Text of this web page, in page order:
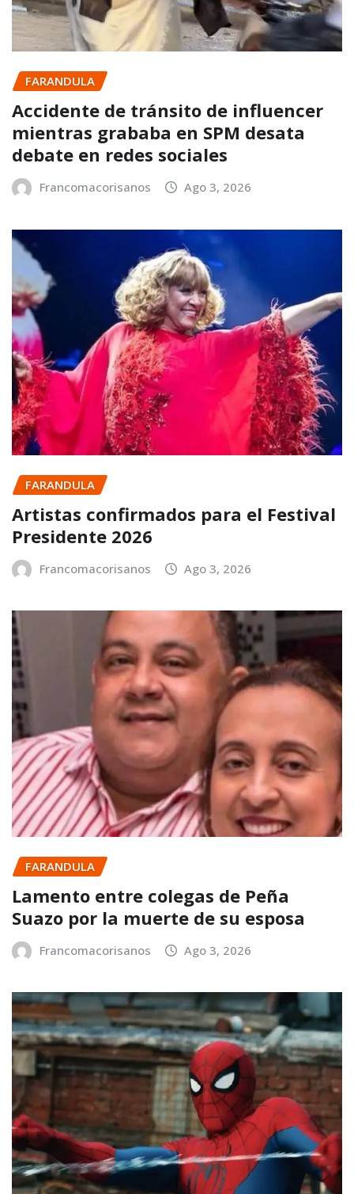
FARANDULA
Accidente de tránsito de influencer
mientras grababa en SPM desata
debate en redes sociales
Francomacorisanos Ago 3, 2026
FARANDULA
Artistas confirmados para el Festival
Presidente 2026
Francomacorisanos Ago 3, 2026
FARANDULA
Lamento entre colegas de Peña
Suazo por la muerte de su esposa
Francomacorisanos Ago 3, 2026